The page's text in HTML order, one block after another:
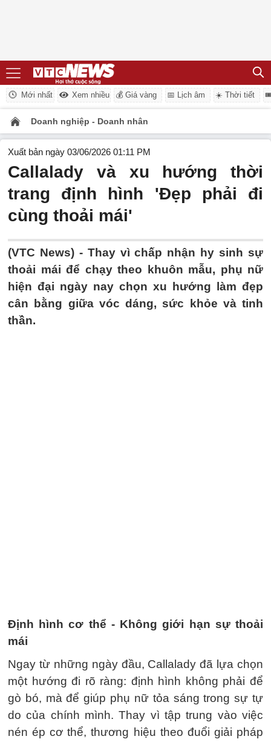
Mới nhất Xem nhiều 💰 Giá vàng 📅 Lịch âm ☀️ Thời tiết
Doanh nghiệp - Doanh nhân
Xuất bản ngày 03/06/2026 01:11 PM
Callalady và xu hướng thời
trang định hình 'Đẹp phải đi
cùng thoải mái'
(VTC News) - Thay vì chấp nhận hy sinh sự
thoải mái để chạy theo khuôn mẫu, phụ nữ
hiện đại ngày nay chọn xu hướng làm đẹp
cân bằng giữa vóc dáng, sức khỏe và tinh
thần.
Định hình cơ thể - Không giới hạn sự thoải
mái
Ngay từ những ngày đầu, Callalady đã lựa chọn
một hướng đi rõ ràng: định hình không phải để
gò bó, mà để giúp phụ nữ tỏa sáng trong sự tự
do của chính mình. Thay vì tập trung vào việc
nén ép cơ thể, thương hiệu theo đuổi giải pháp